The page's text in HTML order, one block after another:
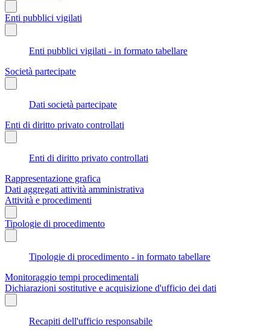
Enti pubblici vigilati
Enti pubblici vigilati - in formato tabellare
Società partecipate
Dati società partecipate
Enti di diritto privato controllati
Enti di diritto privato controllati
Rappresentazione grafica
Dati aggregati attività amministrativa
Attività e procedimenti
Tipologie di procedimento
Tipologie di procedimento - in formato tabellare
Monitoraggio tempi procedimentali
Dichiarazioni sostitutive e acquisizione d'ufficio dei dati
Recapiti dell'ufficio responsabile